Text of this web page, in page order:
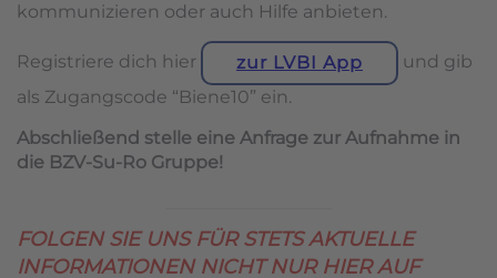
kommunizieren oder auch Hilfe anbieten.
Registriere dich hier zur LVBI App
und gib
als Zugangscode “Biene10” ein.
Abschließend stelle eine Anfrage zur Aufnahme in
die BZV-Su-Ro Gruppe!
FOLGEN SIE UNS FÜR STETS AKTUELLE
INFORMATIONEN NICHT NUR HIER AUF